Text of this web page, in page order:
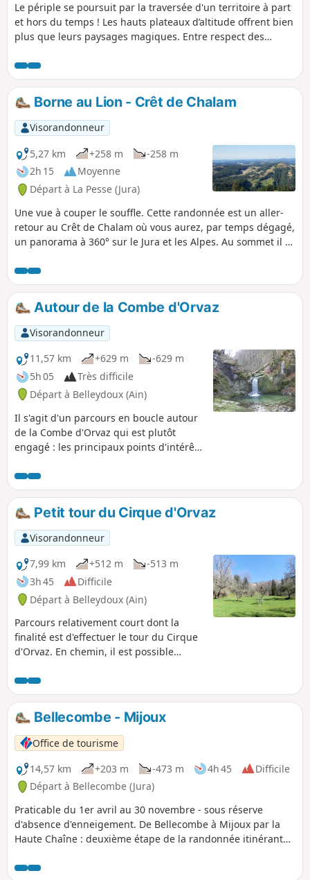
Le périple se poursuit par la traversée d'un territoire à part
et hors du temps ! Les hauts plateaux d’altitude offrent bien
plus que leurs paysages magiques. Entre respect des
pas fini de vous surprendre. Ces grands espaces à perte de
vue, rythmés par les combes et les forêts d’épicéas, sont
propices aux loisirs nordiques l’hiver et à la randonnée l’été.
Borne au Lion - Crêt de Chalam
Visorandonneur
5,27 km
+258 m
-258 m
2h 15
Moyenne
Départ à La Pesse (Jura)
Une vue à couper le souffle. Cette randonnée est un aller-
retour au Crêt de Chalam où vous aurez, par temps dégagé,
un panorama à 360° sur le Jura et les Alpes. Au sommet il y
Autour de la Combe d'Orvaz
Visorandonneur
11,57 km
+629 m
-629 m
5h 05
Très difficile
Départ à Belleydoux (Ain)
Il s'agit d'un parcours en boucle autour
de la Combe d'Orvaz qui est plutôt
engagé : les principaux points d'intérêts
Sémine et de ses cascades, le plateau
aux alentours de la Combe d'Évuaz, puis
ensuite les Roches d'Orvaz et son
cirque.Petit tour du Cirque d'Orvaz
Visorandonneur
7,99 km
+512 m
-513 m
3h 45
Difficile
Départ à Belleydoux (Ain)
Parcours relativement court dont la
finalité est d'effectuer le tour du Cirque
d'Orvaz. En chemin, il est possible
La randonnée a été classifiée "difficile"
en raison de quelques portions raides et
de quelques passages potentiellement
exposés aux chutes de pierres.
Bellecombe - Mijoux
Office de tourisme
14,57 km
+203 m -473 m 4h 45
Difficile
Départ à Bellecombe (Jura)
Praticable du 1er avril au 30 novembre - sous réserve
d'absence d'enneigement. De Bellecombe à Mijoux par la
Haute Chaîne : deuxième étape de la randonnée itinérante
n’est pas une fée, mais elle enchante à chaque pas. Sa